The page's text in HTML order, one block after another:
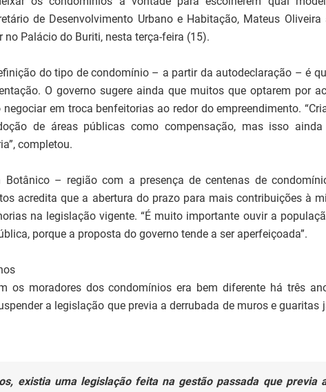
de Desenvolvimento Urbano e Habitação, Mateus Oliveira
no Palácio do Buriti, nesta terça-feira (15).
do tipo de condomínio – a partir da autodeclaração – é
O governo sugere ainda que muitos que optarem por
em troca benfeitorias ao redor do empreendimento.
de áreas públicas como compensação, mas isso ainda
completou.
Botânico – região com a presença de centenas de
acredita que a abertura do prazo para mais contribuições à
na legislação vigente. “É muito importante ouvir a
porque a proposta do governo tende a ser aperfeiçoada”.
os moradores dos condomínios era bem diferente há três
a legislação que previa a derrubada de muros e guaritas
existia uma legislação feita na gestão passada que previa